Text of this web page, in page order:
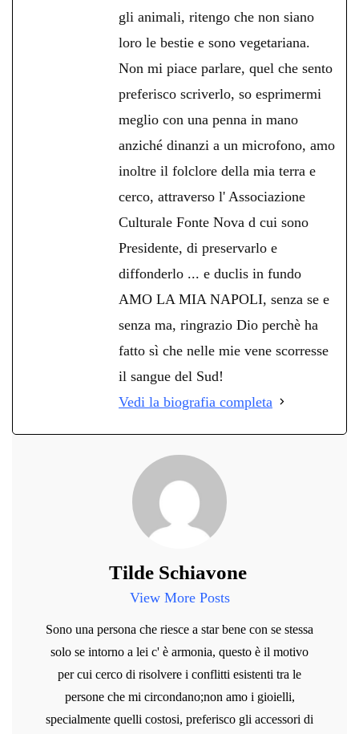
gli animali, ritengo che non siano
loro le bestie e sono vegetariana.
Non mi piace parlare, quel che sento
preferisco scriverlo, so esprimermi
meglio con una penna in mano
anziché dinanzi a un microfono, amo
inoltre il folclore della mia terra e
cerco, attraverso l' Associazione
Culturale Fonte Nova d cui sono
Presidente, di preservarlo e
diffonderlo ... e duclis in fundo
AMO LA MIA NAPOLI, senza se e
senza ma, ringrazio Dio perchè ha
fatto sì che nelle mie vene scorresse
il sangue del Sud!
Vedi la biografia completa
Tilde Schiavone
View More Posts
Sono una persona che riesce a star bene con se stessa
solo se intorno a lei c' è armonia, questo è il motivo
per cui cerco di risolvere i conflitti esistenti tra le
persone che mi circondano;non amo i gioielli,
specialmente quelli costosi, preferisco gli accessori di